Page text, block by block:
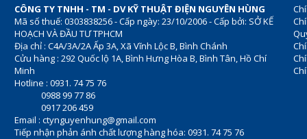
CÔNG TY TNHH - TM - DV KỸ THUẬT ĐIỆN NGUYÊN HÙNG
Mã số thuế: 0303838256 - Cấp ngày: 23/10/2006 - Cấp bởi: SỞ KẾ
HOẠCH VÀ ĐẦU TƯ TPHCM
Địa chỉ : C4A/3A/2A Ấp 3A, Xã Vĩnh Lộc B, Bình Chánh
Cửu hàng : 292 Quốc lộ 1A, Bình Hưng Hòa B, Bình Tân, Hồ Chí
Minh
Hotline : 0931. 74 75 76
0988 99 77 86
0917 206 459
Email : ctynguyenhung@gmail.com
Tiếp nhận phản ánh chất lượng hàng hóa: 0931. 74 75 76